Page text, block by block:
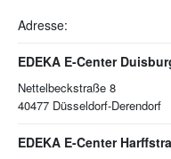
Adresse:
Nettelbeckstraße 8
40477 Düsseldorf-Derendorf
EDEKA E-Center